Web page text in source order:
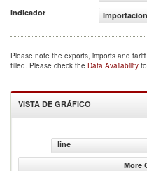
Indicador
Please note the exports, imports and
filled. Please check the Data Availability
VISTA DE GRÁFICO
line
More